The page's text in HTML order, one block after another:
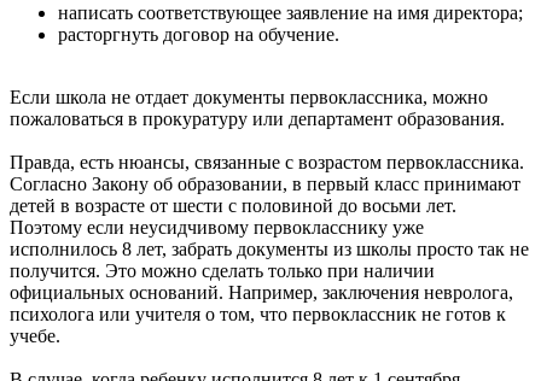
написать соответствующее заявление на имя директора;
расторгнуть договор на обучение.
Если школа не отдает документы первоклассника, можно
пожаловаться в прокуратуру или департамент образования.
Правда, есть нюансы, связанные с возрастом первоклассника.
Согласно Закону об образовании, в первый класс принимают
детей в возрасте от шести с половиной до восьми лет.
Поэтому если неусидчивому первокласснику уже
исполнилось 8 лет, забрать документы из школы просто так не
получится. Это можно сделать только при наличии
официальных оснований. Например, заключения невролога,
психолога или учителя о том, что первоклассник не готов к
учебе.